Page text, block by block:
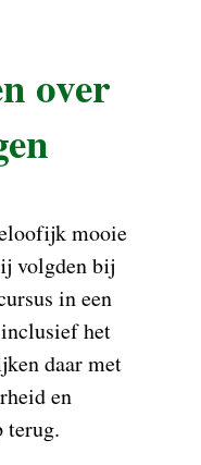
over
mooie
volgden bij
in een
het
daar met
en
terug.